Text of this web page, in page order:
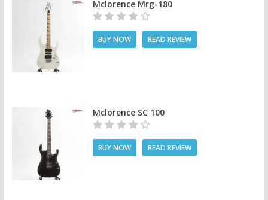
Mclorence Mrg-180
BUY NOW READ REVIEW
Mclorence SC 100
BUY NOW READ REVIEW